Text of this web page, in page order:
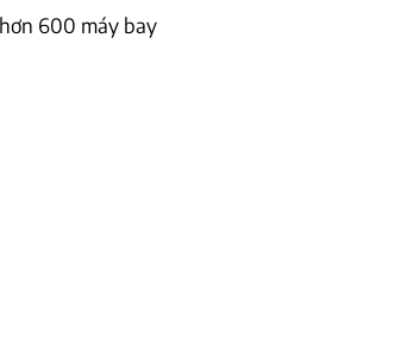
600 máy bay